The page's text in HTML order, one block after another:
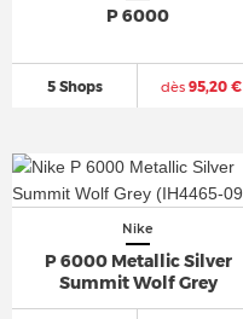
P 6000
5 Shops dès95,20 €
Nike
P 6000 Metallic Silver
Summit Wolf Grey